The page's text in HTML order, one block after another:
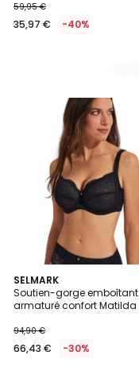
59,95 €
35,97 € -40%
SELMARK
Soutien-gorge emboîtant
armaturé confort Matilda
94,90 €
66,43 € -30%
4
Couleurs